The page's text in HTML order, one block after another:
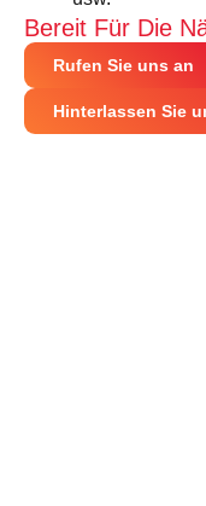
Bereit Für Die
Rufen Sie uns an
Hinterlassen Sie